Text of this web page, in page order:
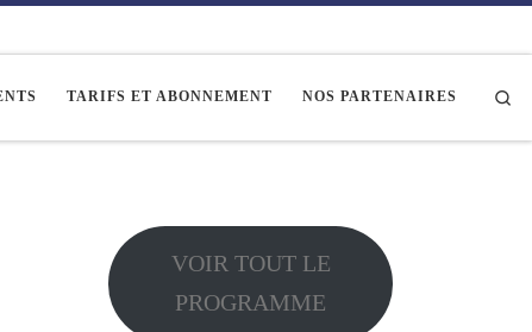
TARIFS ET ABONNEMENT NOS PARTENAIRES
VOIR TOUT LE
PROGRAMME